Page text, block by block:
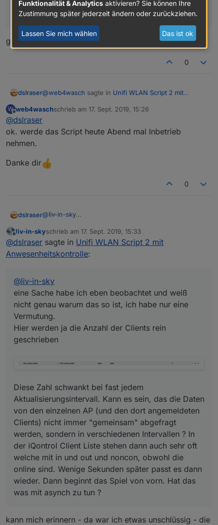
sein?
genau
0
dslraser@web4wasch sagte in Unifi WLAN Script 2 mit
sein? ioBroker System im IP Sektor des unifi
USG's laufen?
ja, ist so
Das Script läuft aber standalone, also ohne
W
Offline
web4waschschrieb am 17. Sept. 2019, 15:26
zuletzt editiert von
@dslraser
ok. werde das Script heute Abend mal Inbetrieb
nehmen.
Danke dir
0
dslraser@liv-in-sky
genau warum das so ist, ich habe nur eine
Vermutung.
Hier werden ja die Anzahl der Clients rein
Diese Zahl schwankt bei fast jedem
Clients) nicht immer "gemeinsam" abgefragt werden,
sondern in verschiedenen Intervallen ? In der iQontrol
Client Liste stehen dann auch sehr oft welche mit in
und out und noncon, obwohl die online sind. Wenige
Sekunden später passt es dann wieder. Dann beginnt
das Spiel von vorn. Hat das was mit asynch zu tun ?
gleichen Zeit-Rythmus, wenn ich es beobachte ???
Offline
liv-in-skyschrieb am 17. Sept. 2019, 15:33
zuletzt editiert von
@dslraser sagte in Unifi WLAN Script 2 mit
Anwesenheitskontrolle:
@liv-in-sky
eine Sache habe ich eben beobachtet und weiß
nicht genau warum das so ist, ich habe nur eine
Vermutung.
Hier werden ja die Anzahl der Clients rein
geschrieben
Diese Zahl schwankt bei fast jedem
Aktualisierungsintervall. Kann es sein, das die Daten
von den einzelnen AP (und den dort angemeldeten
Clients) nicht immer "gemeinsam" abgefragt
werden, sondern in verschiedenen Intervallen ? In
der iQontrol Client Liste stehen dann auch sehr oft
welche mit in und out und noncon, obwohl die
online sind. Wenige Sekunden später passt es dann
wieder. Dann beginnt das Spiel von vorn. Hat das
was mit asynch zu tun ?
kann mich erinnern - da war ich etwas unschlüssig - die
Funktionalität & Analytics aktivieren? Sie können Ihre
Zustimmung später jederzeit ändern oder zurückziehen.
Lassen Sie mich wählen Das ist ok